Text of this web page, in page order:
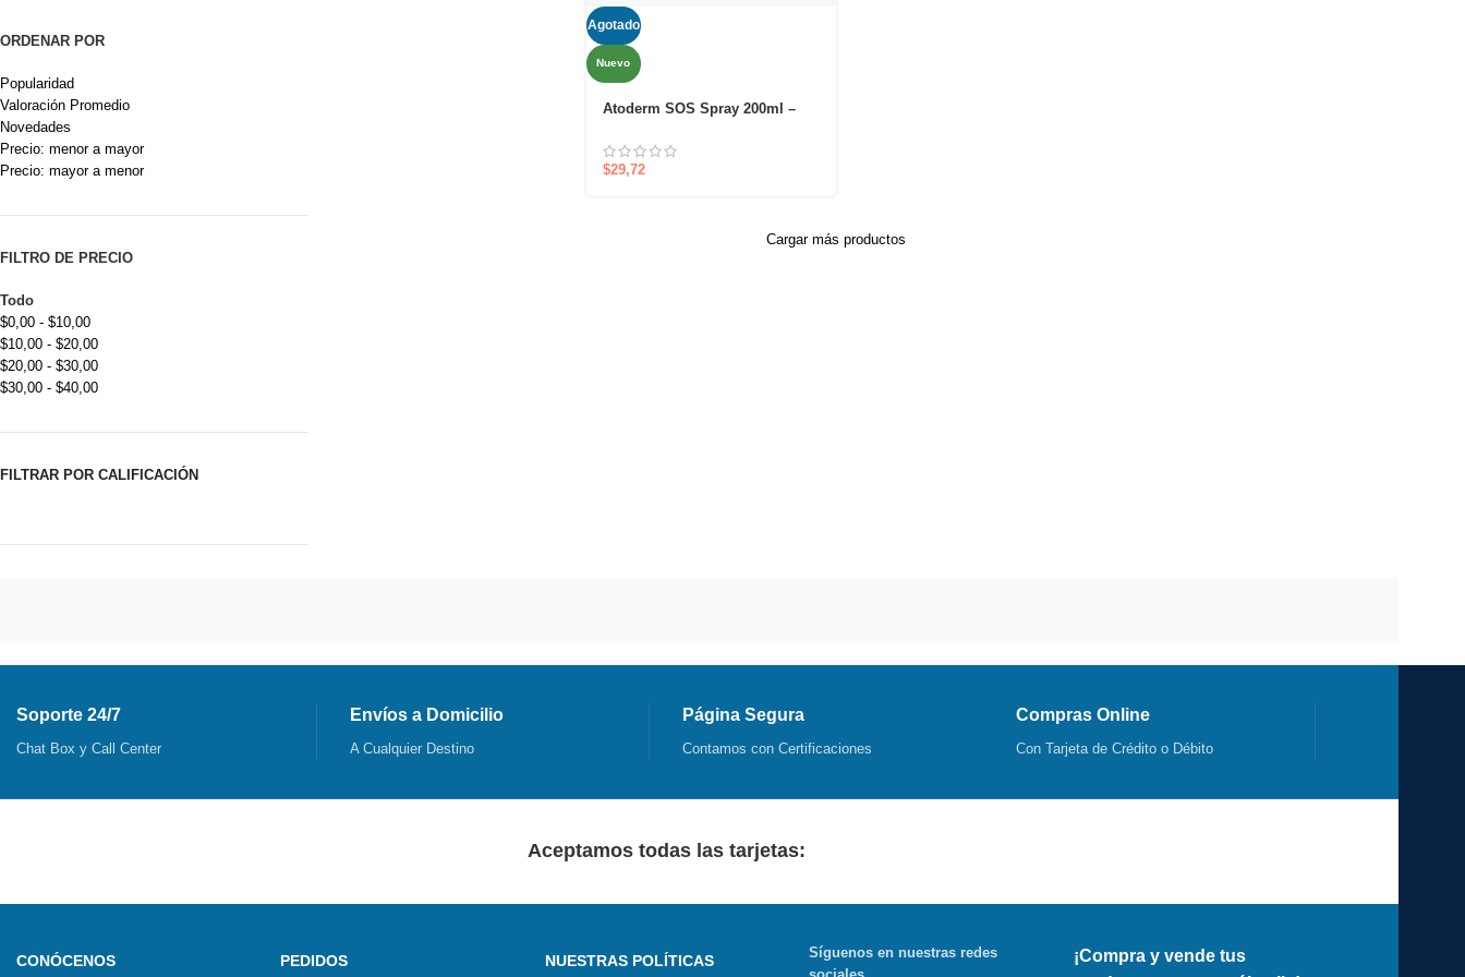
ORDENAR POR
Popularidad
Valoración Promedio
Novedades
Precio: menor a mayor
Precio: mayor a menor
FILTRO DE PRECIO
Todo
$0,00 - $10,00
$10,00 - $20,00
$20,00 - $30,00
$30,00 - $40,00
FILTRAR POR CALIFICACIÓN
Agotado
Nuevo
Atoderm SOS Spray 200ml –
un solo gesto
$29,72
Cargar más productos
Soporte 24/7
Chat Box y Call Center
Envíos a Domicilio
A Cualquier Destino
Página Segura
Contamos con Certificaciones
Compras Online
Con Tarjeta de Crédito o Débito
Aceptamos todas las tarjetas:
CONÓCENOS PEDIDOS NUESTRAS POLÍTICAS
Síguenos en nuestras redes
¡Compra y vende tus